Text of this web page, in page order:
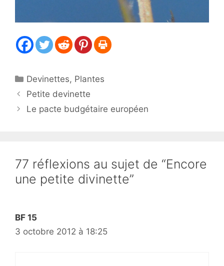
Catégories
Devinettes, Plantes
Petite devinette
Le pacte budgétaire européen
77 réflexions au sujet de “Encore
une petite divinette”
BF 15
3 octobre 2012 à 18:25